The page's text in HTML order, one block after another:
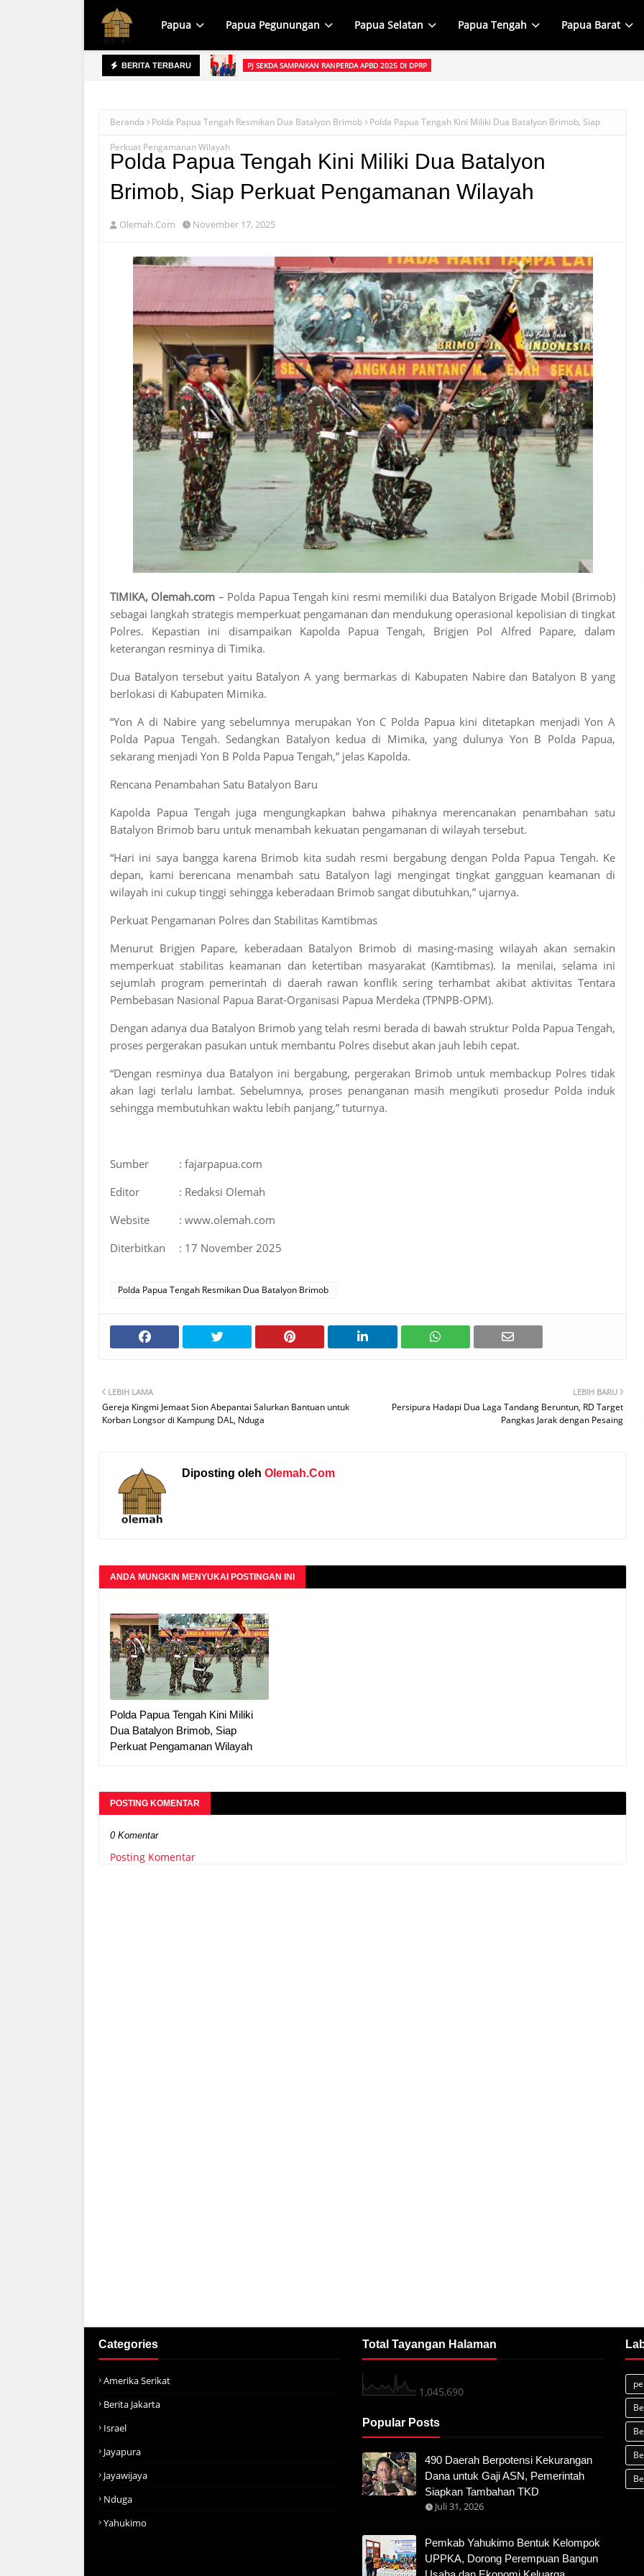
Papua Papua Pegunungan Papua Selatan Papua Tengah Papua Barat
BERITA TERBARU PJ SEKDA SAMPAIKAN RANPERDA APBD 2025 DI DPRP
Beranda Polda Papua Tengah Resmikan Dua Batalyon Brimob Polda Papua Tengah Kini Miliki Dua Batalyon Brimob, Siap
Perkuat Pengamanan Wilayah
Polda Papua Tengah Kini Miliki Dua Batalyon
Brimob, Siap Perkuat Pengamanan Wilayah
Olemah.Com November 17, 2025
TIMIKA, Olemah.com – Polda Papua Tengah kini resmi memiliki dua Batalyon Brigade Mobil (Brimob)
sebagai langkah strategis memperkuat pengamanan dan mendukung operasional kepolisian di tingkat
Polres. Kepastian ini disampaikan Kapolda Papua Tengah, Brigjen Pol Alfred Papare, dalam
keterangan resminya di Timika.
Dua Batalyon tersebut yaitu Batalyon A yang bermarkas di Kabupaten Nabire dan Batalyon B yang
berlokasi di Kabupaten Mimika.
“Yon A di Nabire yang sebelumnya merupakan Yon C Polda Papua kini ditetapkan menjadi Yon A
Polda Papua Tengah. Sedangkan Batalyon kedua di Mimika, yang dulunya Yon B Polda Papua,
sekarang menjadi Yon B Polda Papua Tengah,” jelas Kapolda.
Rencana Penambahan Satu Batalyon Baru
Kapolda Papua Tengah juga mengungkapkan bahwa pihaknya merencanakan penambahan satu
Batalyon Brimob baru untuk menambah kekuatan pengamanan di wilayah tersebut.
“Hari ini saya bangga karena Brimob kita sudah resmi bergabung dengan Polda Papua Tengah. Ke
depan, kami berencana menambah satu Batalyon lagi mengingat tingkat gangguan keamanan di
wilayah ini cukup tinggi sehingga keberadaan Brimob sangat dibutuhkan,” ujarnya.
Perkuat Pengamanan Polres dan Stabilitas Kamtibmas
Menurut Brigjen Papare, keberadaan Batalyon Brimob di masing-masing wilayah akan semakin
memperkuat stabilitas keamanan dan ketertiban masyarakat (Kamtibmas). Ia menilai, selama ini
sejumlah program pemerintah di daerah rawan konflik sering terhambat akibat aktivitas Tentara
Pembebasan Nasional Papua Barat-Organisasi Papua Merdeka (TPNPB-OPM).
Dengan adanya dua Batalyon Brimob yang telah resmi berada di bawah struktur Polda Papua Tengah,
proses pergerakan pasukan untuk membantu Polres disebut akan jauh lebih cepat.
“Dengan resminya dua Batalyon ini bergabung, pergerakan Brimob untuk membackup Polres tidak
akan lagi terlalu lambat. Sebelumnya, proses penanganan masih mengikuti prosedur Polda induk
sehingga membutuhkan waktu lebih panjang,” tuturnya.
Sumber
: fajarpapua.com
Editor
: Redaksi Olemah
Website
: www.olemah.com
Diterbitkan
: 17 November 2025
Polda Papua Tengah Resmikan Dua Batalyon Brimob
LEBIH BARU
Persipura Hadapi Dua Laga Tandang Beruntun, RD Target
Pangkas Jarak dengan Pesaing
LEBIH LAMA
Gereja Kingmi Jemaat Sion Abepantai Salurkan Bantuan untuk
Korban Longsor di Kampung DAL, Nduga
Diposting oleh Olemah.Com
ANDA MUNGKIN MENYUKAI POSTINGAN INI
Polda Papua Tengah Kini Miliki
Dua Batalyon Brimob, Siap
Perkuat Pengamanan Wilayah
POSTING KOMENTAR
0 Komentar
Posting Komentar
Categories
Amerika Serikat
Berita Jakarta
Israel
Jayapura
Jayawijaya
Nduga
Yahukimo
Total Tayangan Halaman
1,045,690
Popular Posts
490 Daerah Berpotensi Kekurangan
Dana untuk Gaji ASN, Pemerintah
Siapkan Tambahan TKD
Juli 31, 2026
Pemkab Yahukimo Bentuk Kelompok
UPPKA, Dorong Perempuan Bangun